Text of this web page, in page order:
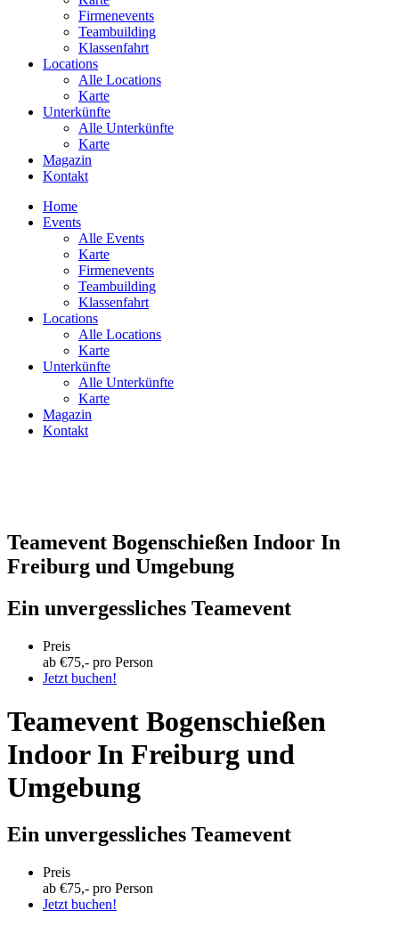
Firmenevents
Teambuilding
Klassenfahrt
Locations
Alle Locations
Karte
Unterkünfte
Alle Unterkünfte
Karte
Magazin
Kontakt
Home
Events
Alle Events
Karte
Firmenevents
Teambuilding
Klassenfahrt
Locations
Alle Locations
Karte
Unterkünfte
Alle Unterkünfte
Karte
Magazin
Kontakt
Teamevent Bogenschießen Indoor In
Freiburg und Umgebung
Ein unvergessliches Teamevent
Preis
ab €75,- pro Person
Jetzt buchen!
Teamevent Bogenschießen
Indoor In Freiburg und
Umgebung
Ein unvergessliches Teamevent
Preis
ab €75,- pro Person
Jetzt buchen!